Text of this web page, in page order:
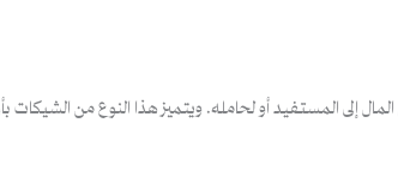
إلى المستفيد أو لحامله. ويتميز هذا النوع من الشيكات